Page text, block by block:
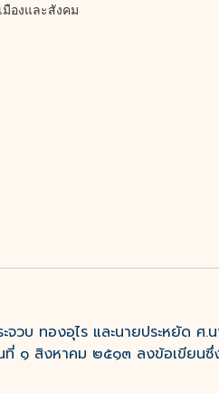
องและสังคม
บ ทองอุไร และนายประหยัด ศ.น
๑ สิงหาคม ๒๕๑๓ ลงข้อเขียนซึ่